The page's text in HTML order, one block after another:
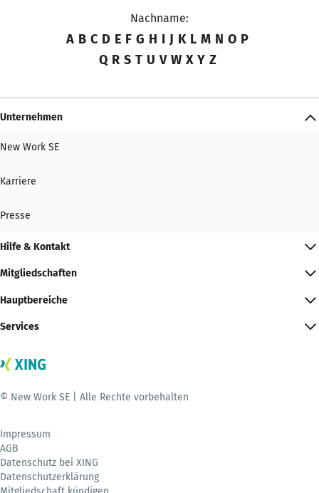
Nachname:
A B C D E F G H I J K L M N O P
Q R S T U V W X Y Z
Unternehmen
New Work SE
Karriere
Presse
Hilfe & Kontakt
Mitgliedschaften
Hauptbereiche
Services
© New Work SE | Alle Rechte vorbehalten
Impressum
AGB
Datenschutz bei XING
Datenschutzerklärung